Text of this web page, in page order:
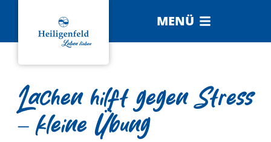
MENÜ
Lachen hilft gegen Stress
– kleine Übung